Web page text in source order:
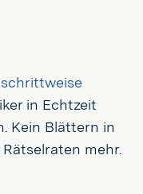
in Echtzeit
Kein Blättern in
mehr.